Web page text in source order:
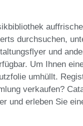
durchsuchen,
und
Um Ihnen
umhüllt.
verkaufen?
und erleben Sie